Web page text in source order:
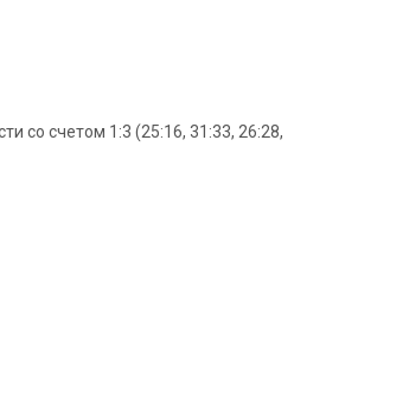
со счетом 1:3 (25:16, 31:33, 26:28,